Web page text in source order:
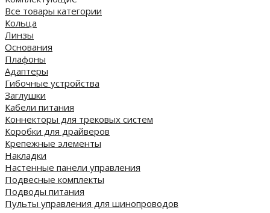
Все товары категории
Кольца
Линзы
Основания
Плафоны
Адаптеры
Гибочные устройства
Заглушки
Кабели питания
Коннекторы для трековых систем
Коробки для драйверов
Крепежные элементы
Накладки
Настенные панели управления
Подвесные комплекты
Подводы питания
Пульты управления для шинопроводов